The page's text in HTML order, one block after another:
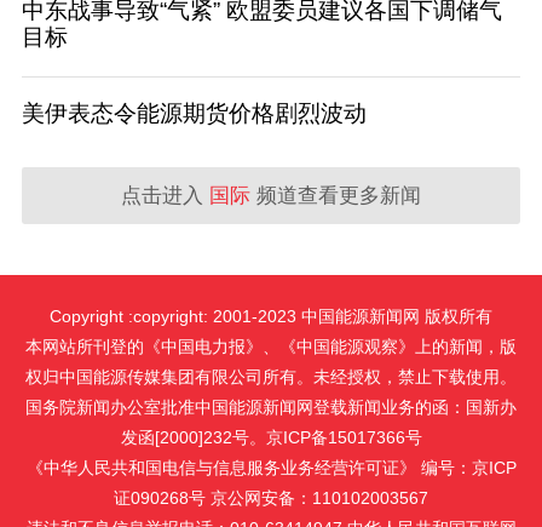
中东战事导致“气紧” 欧盟委员建议各国下调储气
目标
美伊表态令能源期货价格剧烈波动
点击进入 国际 频道查看更多新闻
Copyright :copyright: 2001-2023 中国能源新闻网 版权所有
本网站所刊登的《中国电力报》、《中国能源观察》上的新闻，版
权归中国能源传媒集团有限公司所有。未经授权，禁止下载使用。
国务院新闻办公室批准中国能源新闻网登载新闻业务的函：国新办
发函[2000]232号。京ICP备15017366号
《中华人民共和国电信与信息服务业务经营许可证》 编号：京ICP
证090268号 京公网安备：110102003567